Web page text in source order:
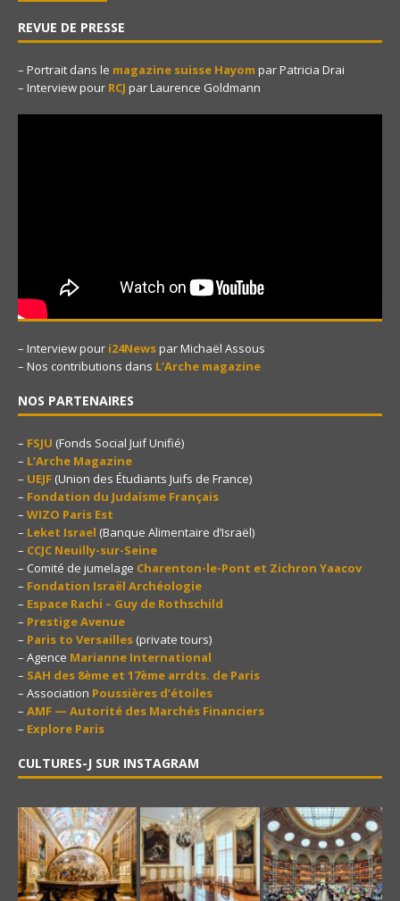
REVUE DE PRESSE
– Portrait dans le magazine suisse Hayom par Patricia Drai
– Interview pour RCJ par Laurence Goldmann
– Interview pour i24Newspar Michaël Assous
– Nos contributions dans L’Arche magazine
NOS PARTENAIRES
– FSJU (Fonds Social Juif Unifié)
– L’Arche Magazine
– UEJF (Union des Étudiants Juifs de France)
– Fondation du Judaïsme Français
– WIZO Paris Est
– Leket Israel (Banque Alimentaire d’Israël)
– CCJC Neuilly-sur-Seine
– Comité de jumelage Charenton-le-Pont et Zichron Yaacov
– Fondation Israël Archéologie
– Espace Rachi – Guy de Rothschild
– Prestige Avenue
– Paris to Versailles (private tours)
– Agence Marianne International
– SAH des 8ème et 17ème arrdts. de Paris
– Association Poussières d’étoiles
– AMF — Autorité des Marchés Financiers
– Explore Paris
CULTURES-J SUR INSTAGRAM